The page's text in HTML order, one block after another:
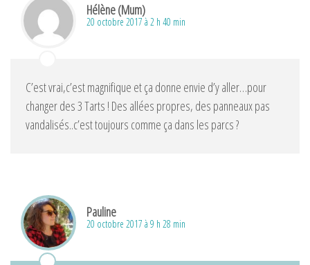
Hélène (Mum)
20 octobre 2017 à 2 h 40 min
C’est vrai,c’est magnifique et ça donne envie d’y aller…pour
changer des 3 Tarts ! Des allées propres, des panneaux pas
vandalisés..c’est toujours comme ça dans les parcs ?
Pauline
20 octobre 2017 à 9 h 28 min